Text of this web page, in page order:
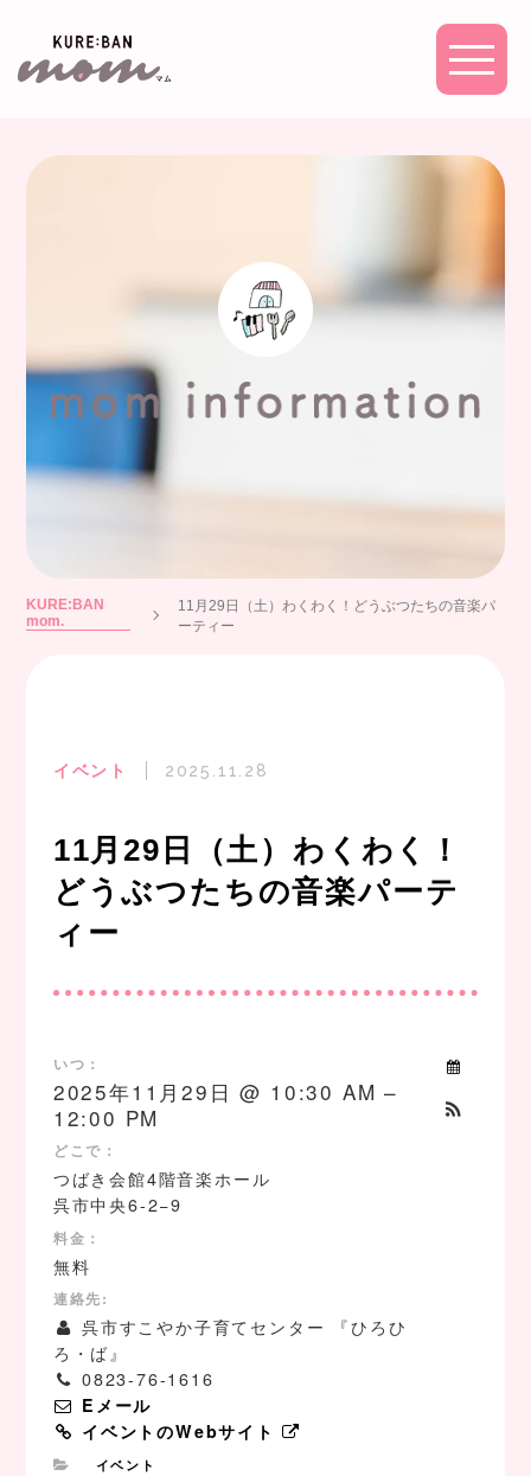
KURE:BAN
mom.
11月29日（土）わくわく！どうぶつたちの音楽パ
ーティー
イベント 2025.11.28
11月29日（土）わくわく！
どうぶつたちの音楽パーテ
ィー
いつ：
2025年11月29日 @ 10:30 AM –
12:00 PM
どこで：
つばき会館4階音楽ホール
呉市中央6-2−9
料金：
無料
連絡先:
呉市すこやか子育てセンター 『ひろひ
ろ・ば』
0823-76-1616
Eメール
イベントのWebサイト
イベント